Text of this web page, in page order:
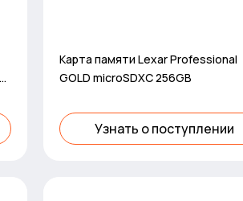
Карта памяти Lexar Professional
GOLD microSDXC 256GB
Узнать о поступлении